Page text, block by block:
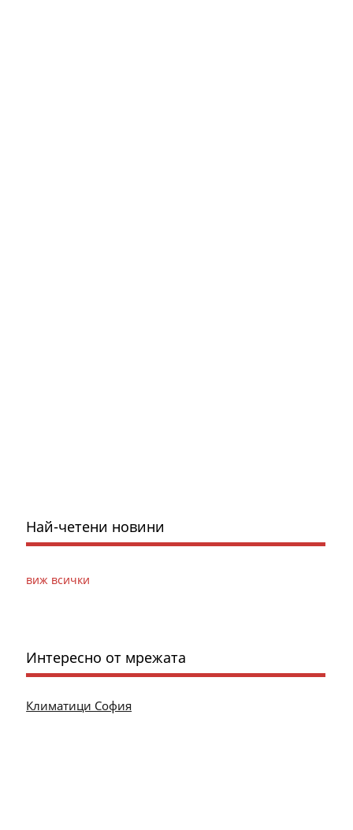
Най-четени новини
виж всички
Интересно от мрежата
Климатици София